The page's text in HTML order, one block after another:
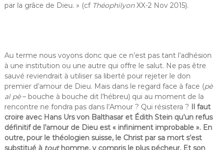
par la grâce de Dieu. » (cf ThéophilyonXX-2 Nov 2015).
Au terme nous voyons donc que ce n’est pas tant l’adhésion
à une institution ou une autre qui offre le salut. Ne pas être
sauvé reviendrait à utiliser sa liberté pour rejeter le don
premier d’amour de Dieu. Mais dans le regard face à face (pè
al pè– bouche à bouche dit l’hébreu) qui au moment de la
rencontre ne fondra pas dans l’Amour ? Qui résistera ? Il faut
croire avec Hans Urs von Balthasar et Édith Stein qu’un refus
définitif de l’amour de Dieu est « infiniment improbable ». En
outre, pour le théologien suisse, le Christ par sa mort s’est
substitué à touthomme, y compris le plus pécheur. Et son